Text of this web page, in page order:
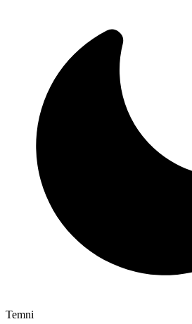
Temni